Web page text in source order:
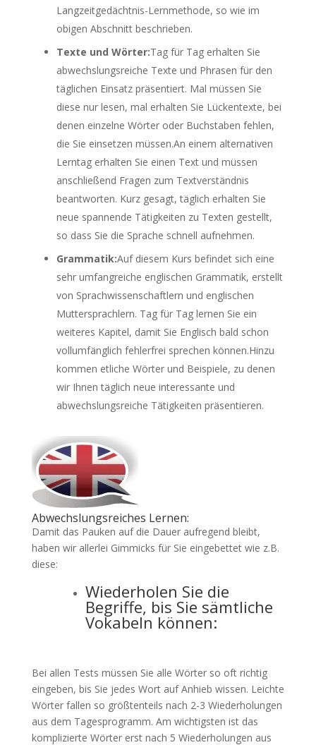
Langzeitgedächtnis-Lernmethode, so wie im
obigen Abschnitt beschrieben.
Texte und Wörter:Tag für Tag erhalten Sie
abwechslungsreiche Texte und Phrasen für den
täglichen Einsatz präsentiert. Mal müssen Sie
diese nur lesen, mal erhalten Sie Lückentexte, bei
denen einzelne Wörter oder Buchstaben fehlen,
die Sie einsetzen müssen.An einem alternativen
Lerntag erhalten Sie einen Text und müssen
anschließend Fragen zum Textverständnis
beantworten. Kurz gesagt, täglich erhalten Sie
neue spannende Tätigkeiten zu Texten gestellt,
so dass Sie die Sprache schnell aufnehmen.
Grammatik:Auf diesem Kurs befindet sich eine
sehr umfangreiche englischen Grammatik, erstellt
von Sprachwissenschaftlern und englischen
Muttersprachlern. Tag für Tag lernen Sie ein
weiteres Kapitel, damit Sie Englisch bald schon
vollumfänglich fehlerfrei sprechen können.Hinzu
kommen etliche Wörter und Beispiele, zu denen
wir Ihnen täglich neue interessante und
abwechslungsreiche Tätigkeiten präsentieren.
Abwechslungsreiches Lernen:
Damit das Pauken auf die Dauer aufregend bleibt,
haben wir allerlei Gimmicks für Sie eingebettet wie z.B.
diese:
Wiederholen Sie die
Begriffe, bis Sie sämtliche
Vokabeln können:
Bei allen Tests müssen Sie alle Wörter so oft richtig
eingeben, bis Sie jedes Wort auf Anhieb wissen. Leichte
Wörter fallen so größtenteils nach 2-3 Wiederholungen
aus dem Tagesprogramm. Am wichtigsten ist das
komplizierte Wörter erst nach 5 Wiederholungen aus